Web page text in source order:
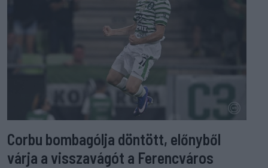
Corbu bombagólja döntött, előnyből
várja a visszavágót a Ferencváros